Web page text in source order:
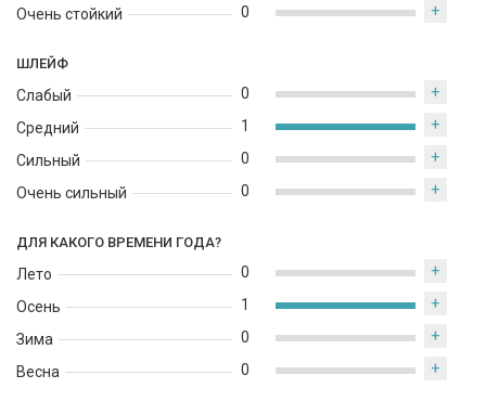
парфюмерии.
Очень стойкий
0 +
ШЛЕЙФ
Слабый
Средний
Сильный
Очень сильный
0 +
1 +
0 +
0 +
ДЛЯ КАКОГО ВРЕМЕНИ ГОДА?
Лето
Осень
Зима
Весна
0 +
1 +
0 +
0 +